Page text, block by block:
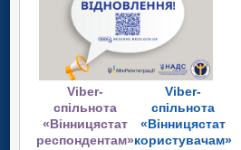
Viber-
спільнота
«Вінницястат
респондентам»
Viber-
спільнота
«Вінницястат
користувачам»